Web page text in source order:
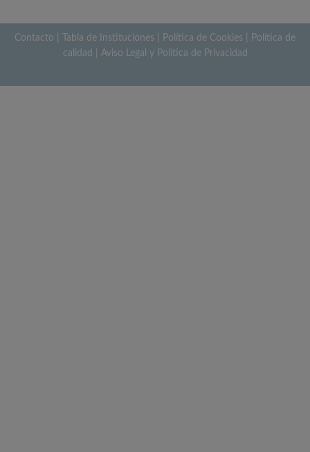
Contacto Tabla de Instituciones Política de Cookies
Política de
calidad
Aviso Legal y Política de Privacidad